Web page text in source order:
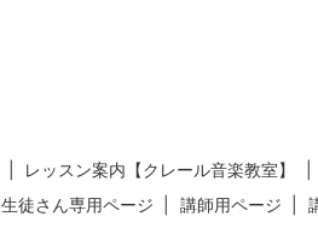
レッスン案内【クレール音楽教室】
生徒さん専用ページ 講師用ページ